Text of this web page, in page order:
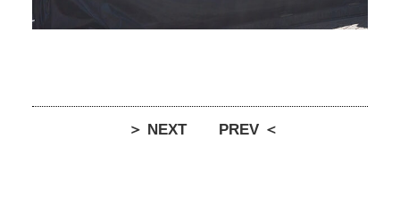
＞ NEXT PREV ＜